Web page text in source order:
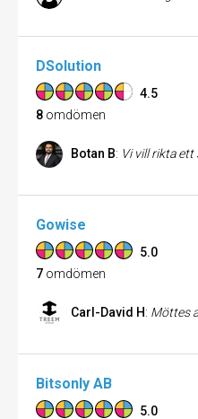
DSolution
4.5
8 omdömen
Botan B: Vi vill rikta ett stort tack till Dsolution och Jimmy Isberg som har hjälpt oss att få fram exakt rätt skrivare till vårt kontor. Jimmy levererar en extremt hög servicegrad, är alltid positiv och man märker
Gowise
5.0
7 omdömen
Carl-David H: Möttes av
Bitsonly AB
5.0